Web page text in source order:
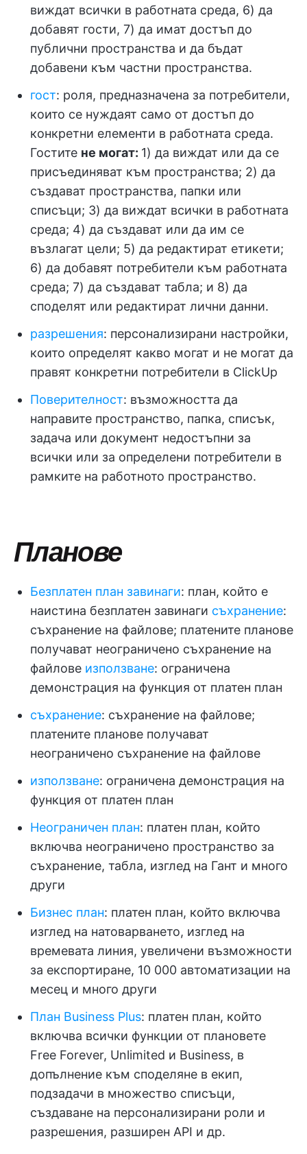
виждат всички в работната среда, 6) да
добавят гости, 7) да имат достъп до
публични пространства и да бъдат
добавени към частни пространства.
гост: роля, предназначена за потребители,
които се нуждаят само от достъп до
конкретни елементи в работната среда.
Гостите не могат: 1) да виждат или да се
присъединяват към пространства; 2) да
създават пространства, папки или
списъци; 3) да виждат всички в работната
среда; 4) да създават или да им се
възлагат цели; 5) да редактират етикети;
6) да добавят потребители към работната
среда; 7) да създават табла; и 8) да
споделят или редактират лични данни.
разрешения: персонализирани настройки,
които определят какво могат и не могат да
правят конкретни потребители в ClickUp
Поверителност: възможността да
направите пространство, папка, списък,
задача или документ недостъпни за
всички или за определени потребители в
рамките на работното пространство.
Планове
Безплатен план завинаги: план, който е
наистина безплатен завинаги съхранение:
съхранение на файлове; платените планове
получават неограничено съхранение на
файлове използване: ограничена
демонстрация на функция от платен план
съхранение: съхранение на файлове;
платените планове получават
неограничено съхранение на файлове
използване: ограничена демонстрация на
функция от платен план
Неограничен план: платен план, който
включва неограничено пространство за
съхранение, табла, изглед на Гант и много
други
Бизнес план: платен план, който включва
изглед на натоварването, изглед на
времевата линия, увеличени възможности
за експортиране, 10 000 автоматизации на
месец и много други
План Business Plus: платен план, който
включва всички функции от плановете
Free Forever, Unlimited и Business, в
допълнение към споделяне в екип,
подзадачи в множество списъци,
създаване на персонализирани роли и
разрешения, разширен API и др.